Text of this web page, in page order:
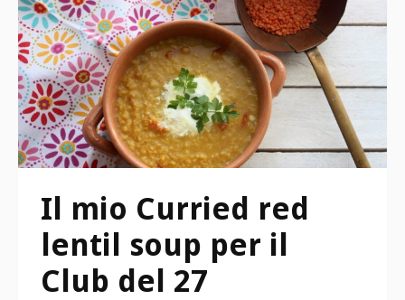
Il mio Curried red
lentil soup per il
Club del 27